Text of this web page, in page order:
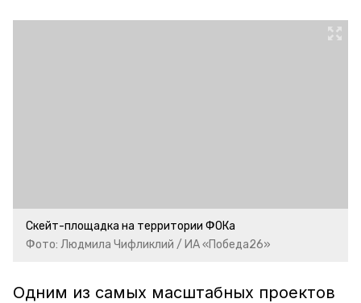
Скейт-площадка на территории ФОКа
Фото: Людмила Чифликлий / ИА «Победа26»
Одним из самых масштабных проектов